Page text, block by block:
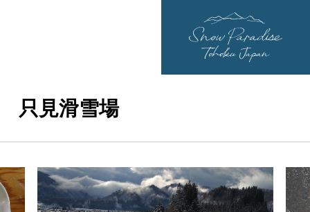
只見滑雪場